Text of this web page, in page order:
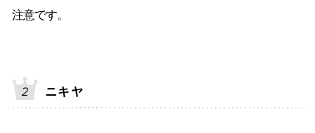
注意です。
ニキヤ